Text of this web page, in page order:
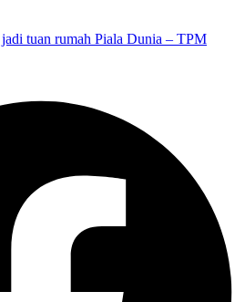
tuan rumah Piala Dunia – TPM